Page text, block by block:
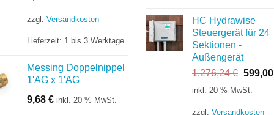
zzgl. Versandkosten
Lieferzeit: 1 bis 3 Werktage
Messing Doppelnippel
1'AG x 1'AG
9,68 € inkl. 20 % MwSt.
HC Hydrawise
Steuergerät für 24
Sektionen -
Außengerät
1.276,24€
Preis
inkl. 20 % MwSt.
zzgl. Versandkosten